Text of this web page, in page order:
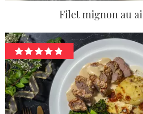
Filet mignon au